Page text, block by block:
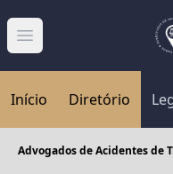
Abrir menú
Início Diretório
Advogados de Acidentes de